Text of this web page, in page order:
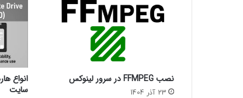
نصب FFMPEG در سرور لینوکس
23 آذر 1404
انواع
سایت